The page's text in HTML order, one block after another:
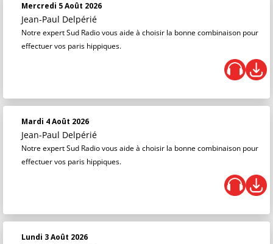
Mercredi 5 Août 2026
Jean-Paul Delpérié
Notre expert Sud Radio vous aide à choisir la bonne combinaison pour
effectuer vos paris hippiques.
Mardi 4 Août 2026
Jean-Paul Delpérié
Notre expert Sud Radio vous aide à choisir la bonne combinaison pour
effectuer vos paris hippiques.
Lundi 3 Août 2026